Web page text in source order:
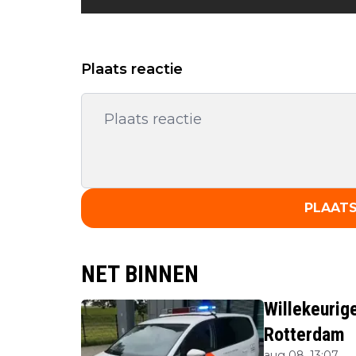
Plaats reactie
NET BINNEN
Rotterdam